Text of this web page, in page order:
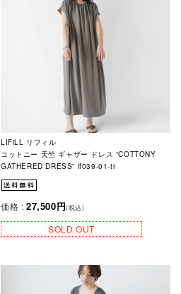
LIFiLL リフィル
コットニー 天竺 ギャザー ドレス “COTTONY
GATHERED DRESS” lf039-01-tr
価格 : 27,500円(税込)
SOLD OUT